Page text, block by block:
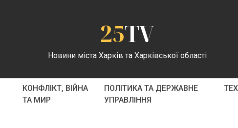
25TV
Новини міста Харків та Харківської області
КОНФЛІКТ, ВІЙНА
ТА МИР
ПОЛІТИКА ТА ДЕРЖАВНЕ
УПРАВЛІННЯ